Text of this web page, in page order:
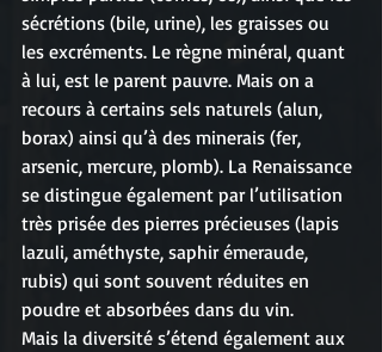
sécrétions (bile, urine), les graisses ou
les excréments. Le règne minéral, quant
à lui, est le parent pauvre. Mais on a
recours à certains sels naturels (alun,
borax) ainsi qu’à des minerais (fer,
arsenic, mercure, plomb). La Renaissance
se distingue également par l’utilisation
très prisée des pierres précieuses (lapis
lazuli, améthyste, saphir émeraude,
rubis) qui sont souvent réduites en
poudre et absorbées dans du vin.
Mais la diversité s’étend également aux